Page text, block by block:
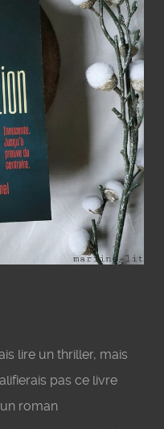
lire un thriller, mais
pas ce livre
roman